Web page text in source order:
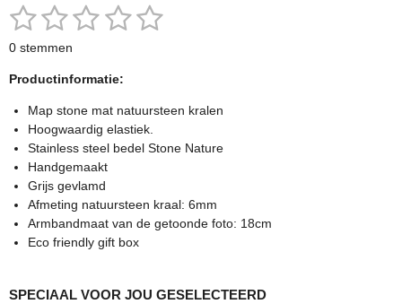
R
a
t
n
g
0
e
1
s
t
e
r
2
s
t
e
r
r
e
n
3
s
t
e
r
r
e
n
4
t
e
r
r
e
n
5
e
r
r
n
0 stemmen
Productinformatie:
Map stone mat natuursteen kralen
Hoogwaardig elastiek.
Stainless steel bedel Stone Nature
Handgemaakt
Grijs gevlamd
Afmeting natuursteen kraal: 6mm
Armbandmaat van de getoonde foto: 18cm
Eco friendly gift box
SPECIAAL VOOR JOU GESELECTEERD